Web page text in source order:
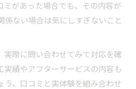
ミがあった場合でも、その内容が
係ない場合は気にしすぎないこと
実際に問い合わせてみて対応を確
実績やアフターサービスの内容も
う。口コミと実体験を組み合わせ